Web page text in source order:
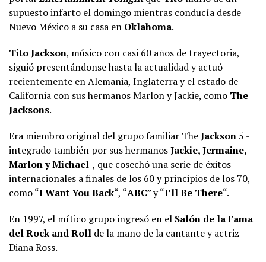
supuesto infarto el domingo mientras conducía desde
Nuevo México a su casa en Oklahoma.
Tito Jackson, músico con casi 60 años de trayectoria,
siguió presentándonse hasta la actualidad y actuó
recientemente en Alemania, Inglaterra y el estado de
California con sus hermanos Marlon y Jackie, como The
Jacksons.
Era miembro original del grupo familiar TheJackson 5 -
integrado también por sus hermanosJackie, Jermaine,
Marlon y Michael-, que cosechó una serie de éxitos
internacionales a finales de los 60 y principios de los 70,
como “I Want You Back“, “ABC” y “I’ll Be There“.
En 1997, el mítico grupo ingresó en el Salón de la Fama
del Rock and Roll de la mano de la cantante y actriz
Diana Ross.